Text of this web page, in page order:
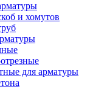
и хомутов
для арматуры